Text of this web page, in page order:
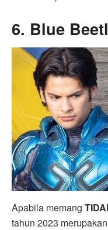
6. Blue
Apabila memang
tahun 2023